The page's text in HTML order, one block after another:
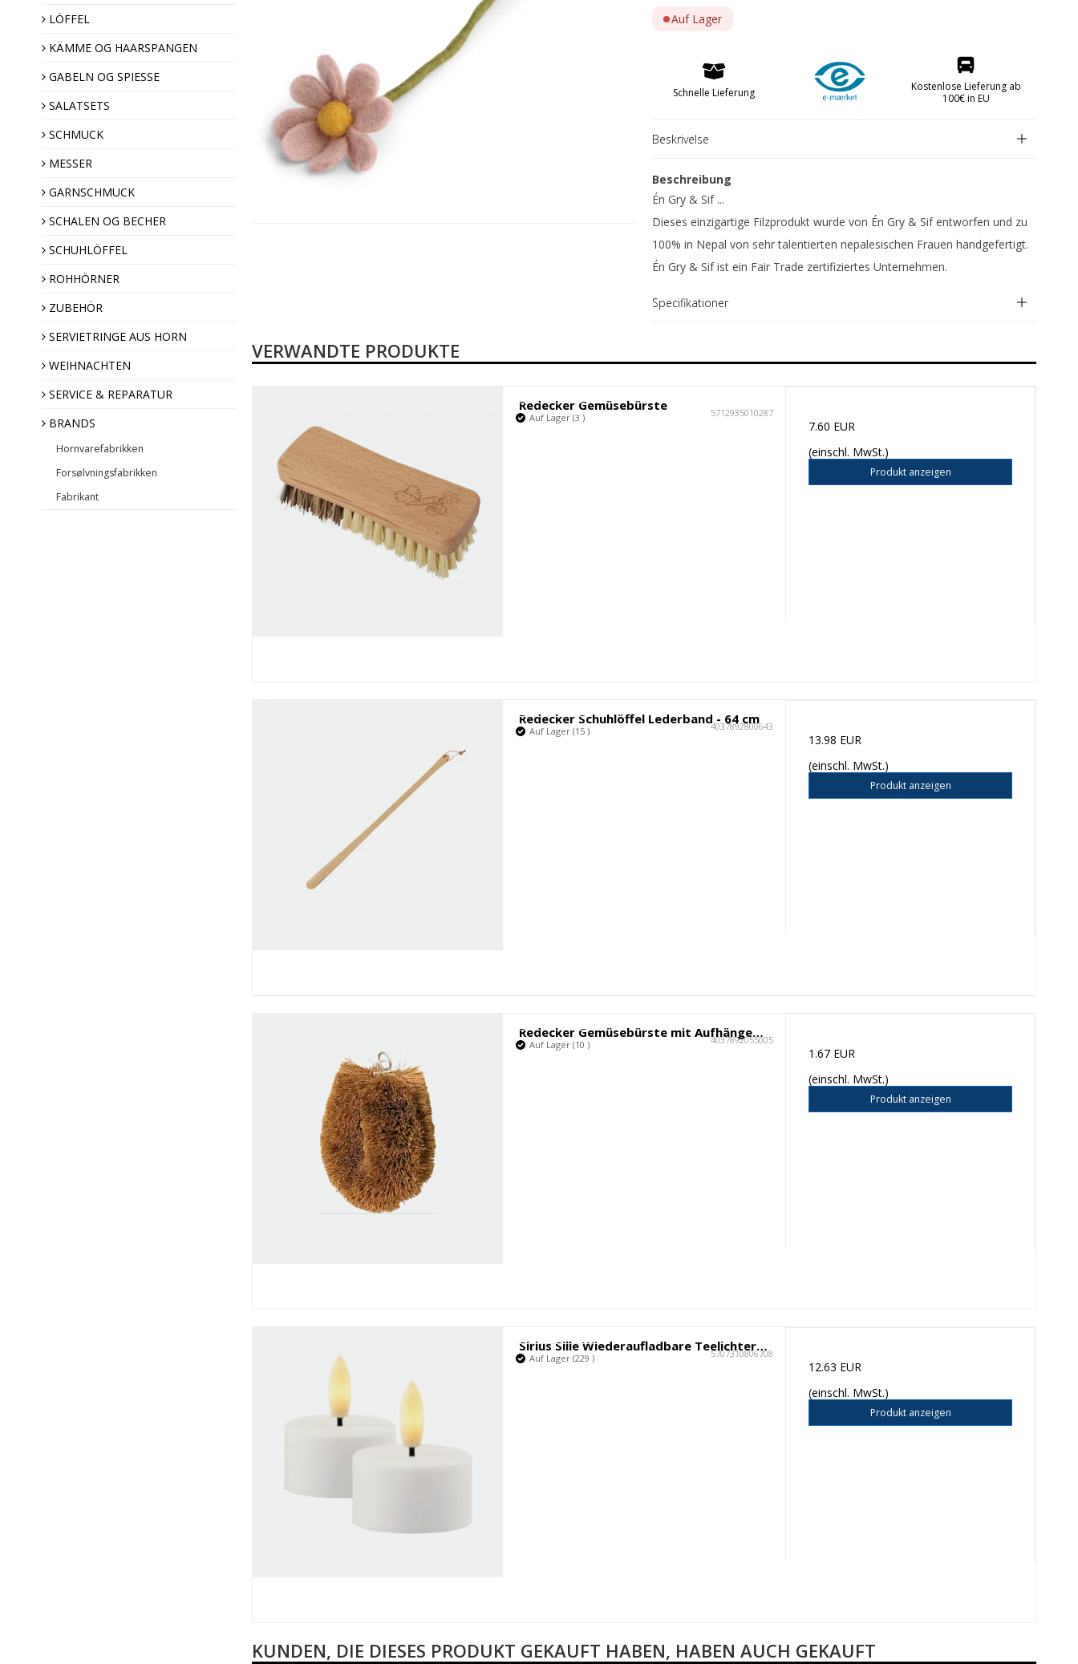
Haarspangen
Hornkämme
Salatsets: 15 biz 22 cm
Halsschmuck
Papiermesser
Schmiermesser
Ziernadeln
Hornknöpfe
Engel des Jahres
Fabrikant
LÖFFEL
KÄMME OG HAARSPANGEN
GABELN OG SPIESSE
SALATSETS
SCHMUCK
MESSER
GARNSCHMUCK
SCHALEN OG BECHER
SCHUHLÖFFEL
ROHHÖRNER
ZUBEHÖR
SERVIETRINGE AUS HORN
WEIHNACHTEN
SERVICE & REPARATUR
BRANDS
Hornvarefabrikken
Forsølvningsfabrikken
Fabrikant
Auf Lager
Schnelle Lieferung
Kostenlose Lieferung ab
100€ in EU
Beskrivelse
Beschreibung
Én Gry & Sif ...
Dieses einzigartige Filzprodukt wurde von Én Gry & Sif entworfen und zu
100% in Nepal von sehr talentierten nepalesischen Frauen handgefertigt.
Én Gry & Sif ist ein Fair Trade zertifiziertes Unternehmen.
Specifikationer
VERWANDTE PRODUKTE
Redecker Gemüsebürste 5712935010287
Auf Lager (3 )
7.60 EUR
(einschl. MwSt.)
Produkt anzeigen
Redecker Schuhlöffel Lederband - 64 cm
4037892800643
Auf Lager (15 )
13.98 EUR
(einschl. MwSt.)
Produkt anzeigen
Redecker Gemüsebürste mit Aufhängeöse
4037892055005
Auf Lager (10 )
1.67 EUR
(einschl. MwSt.)
Produkt anzeigen
Sirius Sille Wiederaufladbare Teelichter, Kunststoff, 2er-Set, Ø4xH2,2cm
5707310806708
Auf Lager (229 )
12.63 EUR
(einschl. MwSt.)
Produkt anzeigen
KUNDEN, DIE DIESES PRODUKT GEKAUFT HABEN, HABEN AUCH GEKAUFT